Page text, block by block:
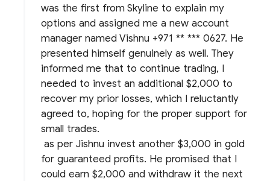
was the first from Skyline to explain my
options and assigned me a new account
manager named Vishnu +971 ** *** 0627. He
presented himself genuinely as well. They
informed me that to continue trading, I
needed to invest an additional $2,000 to
recover my prior losses, which I reluctantly
agreed to, hoping for the proper support for
small trades.
as per Jishnu invest another $3,000 in gold
for guaranteed profits. He promised that I
could earn $2,000 and withdraw it the next